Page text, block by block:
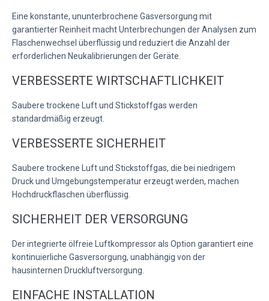
Eine konstante, ununterbrochene Gasversorgung mit
garantierter Reinheit macht Unterbrechungen der Analysen zum
Flaschenwechsel überflüssig und reduziert die Anzahl der
erforderlichen Neukalibrierungen der Geräte.
VERBESSERTE WIRTSCHAFTLICHKEIT
Saubere trockene Luft und Stickstoffgas werden
standardmäßig erzeugt.
VERBESSERTE SICHERHEIT
Saubere trockene Luft und Stickstoffgas, die bei niedrigem
Druck und Umgebungstemperatur erzeugt werden, machen
Hochdruckflaschen überflüssig.
SICHERHEIT DER VERSORGUNG
Der integrierte ölfreie Luftkompressor als Option garantiert eine
kontinuierliche Gasversorgung, unabhängig von der
hausinternen Druckluftversorgung.
EINFACHE INSTALLATION